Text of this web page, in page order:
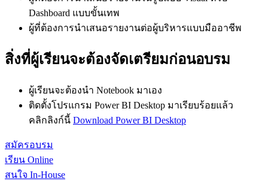
Dashboard แบบขั้นเทพ
ผู้ที่ต้องการนำเสนอรายงานต่อผู้บริหารแบบมืออาชีพ
สิ่งที่ผู้เรียนจะต้องจัดเตรียมก่อนอบรม
ผู้เรียนจะต้องนำ Notebook มาเอง
ติดตั้งโปรแกรม Power BI Desktop มาเรียบร้อยแล้ว
คลิกลิงก์นี้ Download Power BI Desktop
สมัครอบรม
เรียน Online
สนใจ In-House